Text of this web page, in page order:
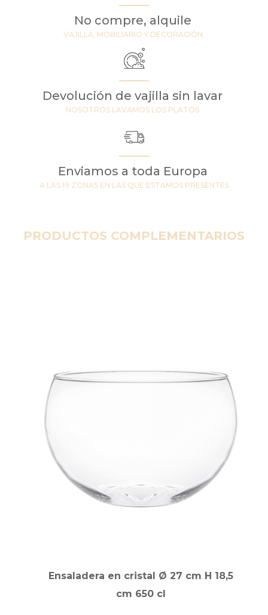
No compre, alquile
VAJILLA, MOBILIARIO Y DECORACIÓN
Devolución de vajilla sin lavar
NOSOTROS LAVAMOS LOS PLATOS
Enviamos a toda Europa
A LAS 19 ZONAS EN LAS QUE ESTAMOS PRESENTES
PRODUCTOS COMPLEMENTARIOS
Ensaladera en cristal Ø 27 cm H 18,5
cm 650 cl